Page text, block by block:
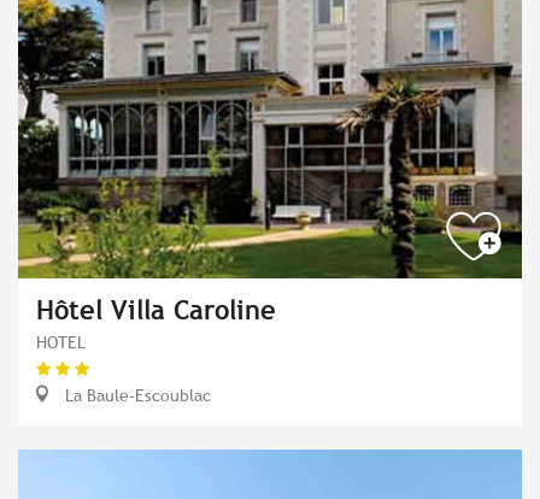
Hôtel Villa Caroline
HOTEL
La Baule-Escoublac